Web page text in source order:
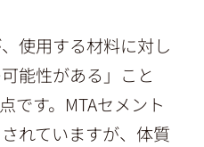
使用する材料に対し
能性がある」こと
です。MTAセメント
れていますが、体質